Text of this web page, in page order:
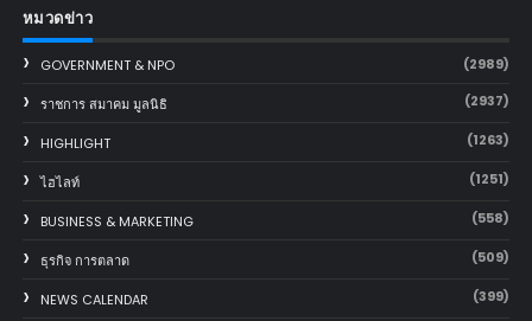
หมวดข่าว
GOVERNMENT & NPO (2989)
ราชการ สมาคม มูลนิธิ (2937)
HIGHLIGHT (1263)
ไฮไลท์ (1251)
BUSINESS & MARKETING (558)
ธุรกิจ การตลาด (509)
NEWS CALENDAR (399)